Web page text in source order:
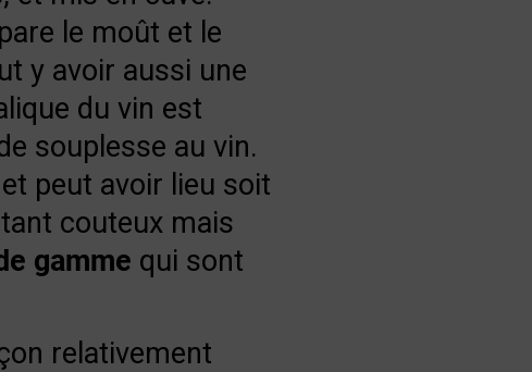
le moût et le
y avoir aussi une
du vin est
souplesse au vin.
peut avoir lieu soit
couteux mais
gamme qui sont
relativement